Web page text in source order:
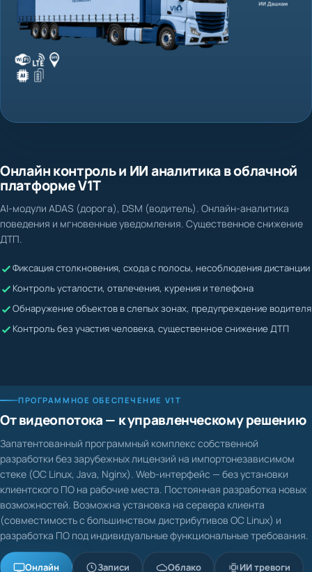
Жалобы невозможно подтвердить или опровергнуть
Водитель может скрывать нарушения
Онлайн контроль и ИИ аналитика в облачной
платформе V1T
поведения и мгновенные уведомления. Существенное снижение
ДТП.
От видеопотока — к управленческому решению
разработки без зарубежных лицензий на импортонезависимом
стеке (ОС Linux, Java, Nginx). Web-интерфейс — без установки
клиентского ПО на рабочие места. Постоянная разработка новых
возможностей. Возможна установка на сервера клиента
(совместимость с большинством дистрибутивов ОС Linux) и
разработка ПО под индивидуальные функциональные требования.